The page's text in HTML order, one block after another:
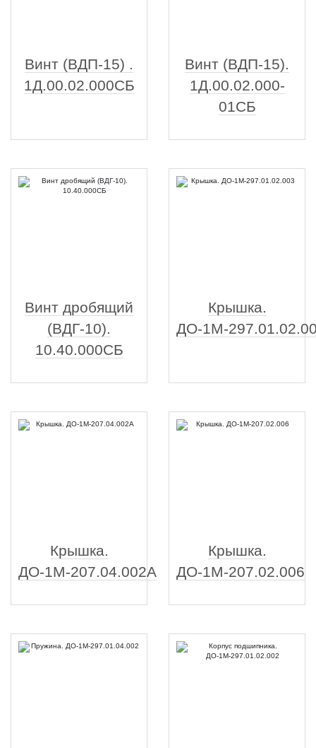
Винт (ВДП-15) .
1Д.00.02.000СБ
Винт (ВДП-15).
1Д.00.02.000-
01СБ
Винт дробящий
(ВДГ-10).
10.40.000СБ
Крышка.
ДО-1М-
Крышка.
ДО-1М-207.04.002А
Крышка.
ДО-1М-207.02.006